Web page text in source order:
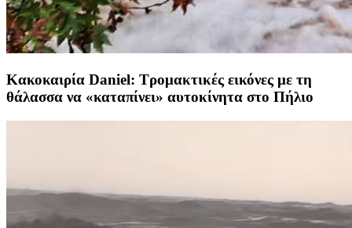
Κακοκαιρία Daniel: Τρομακτικές εικόνες με τη
θάλασσα να «καταπίνει» αυτοκίνητα στο Πήλιο